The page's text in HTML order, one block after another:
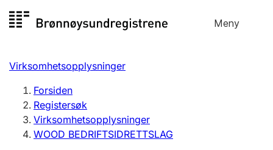
til
Meny
Registersøk
Aksjeselskap
Enkeltpersonforetak
Registrere, endre, slette
Virksomhetsopplysninger
Forsiden
Registersøk
Virksomhetsopplysninger
WOOD BEDRIFTSIDRETTSLAG